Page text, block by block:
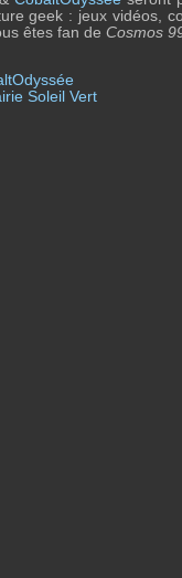
geek : jeux vidéos,
êtes fan de Cosmos
Soleil Vert